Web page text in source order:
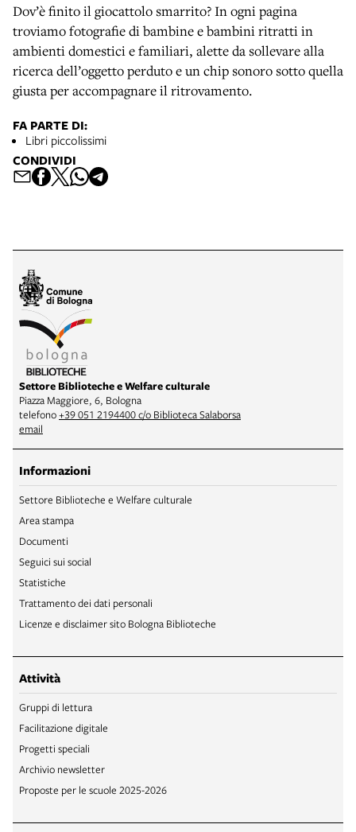
Dov’è finito il giocattolo smarrito? In ogni pagina
troviamo fotografie di bambine e bambini ritratti in
ambienti domestici e familiari, alette da sollevare alla
ricerca dell’oggetto perduto e un chip sonoro sotto quella
giusta per accompagnare il ritrovamento.
FA PARTE DI:
Libri piccolissimi
CONDIVIDI
Settore Biblioteche e Welfare culturale
Piazza Maggiore, 6, Bologna
telefono+39 051 2194400 c/o Biblioteca Salaborsa
email
Informazioni
Settore Biblioteche e Welfare culturale
Area stampa
Documenti
Seguici sui social
Statistiche
Trattamento dei dati personali
Licenze e disclaimer sito Bologna Biblioteche
Attività
Gruppi di lettura
Facilitazione digitale
Progetti speciali
Archivio newsletter
Proposte per le scuole 2025-2026